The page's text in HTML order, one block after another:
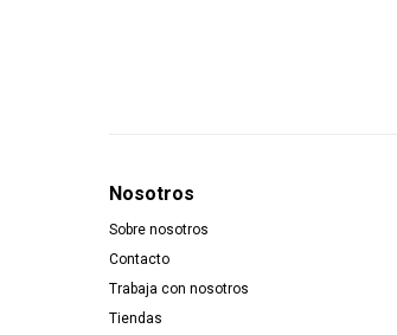
Nosotros
Sobre nosotros
Contacto
Trabaja con nosotros
Tiendas